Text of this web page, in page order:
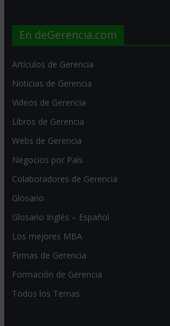
En deGerencia.com
Artículos de Gerencia
Noticias de Gerencia
Videos de Gerencia
Libros de Gerencia
Webs de Gerencia
Negocios por País
Colaboradores de Gerencia
Glosario
Glosario Inglés – Español
Los mejores MBA
Firmas de Gerencia
Formación de Gerencia
Todos los Temas